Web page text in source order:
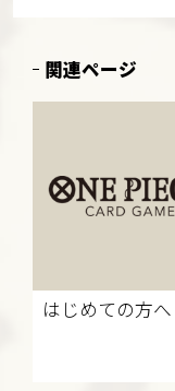
関連ページ
はじめての方へ